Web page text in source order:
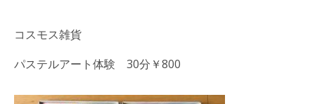
コスモス雑貨
パステルアート体験 30分￥800